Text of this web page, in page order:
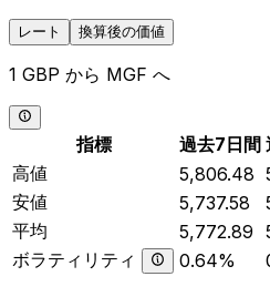
レート 換算後の価値
1 GBP から MGF へ
指標 過去7日間
高値
5,806.48
安値
5,737.58
平均
5,772.89
ボラティリティ
0.64%